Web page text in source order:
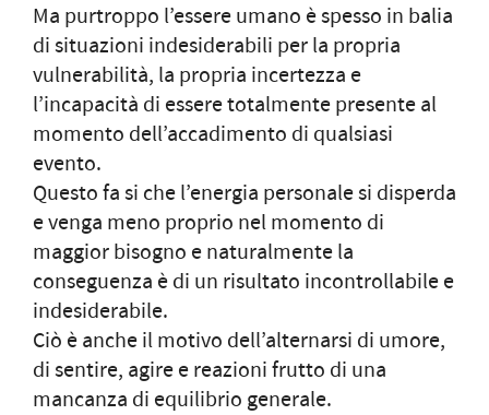
Ma purtroppo l’essere umano è spesso in balia
di situazioni indesiderabili per la propria
vulnerabilità, la propria incertezza e
l’incapacità di essere totalmente presente al
momento dell’accadimento di qualsiasi
evento.
Questo fa si che l’energia personale si disperda
e venga meno proprio nel momento di
maggior bisogno e naturalmente la
conseguenza è di un risultato incontrollabile e
indesiderabile.
Ciò è anche il motivo dell’alternarsi di umore,
di sentire, agire e reazioni frutto di una
mancanza di equilibrio generale.